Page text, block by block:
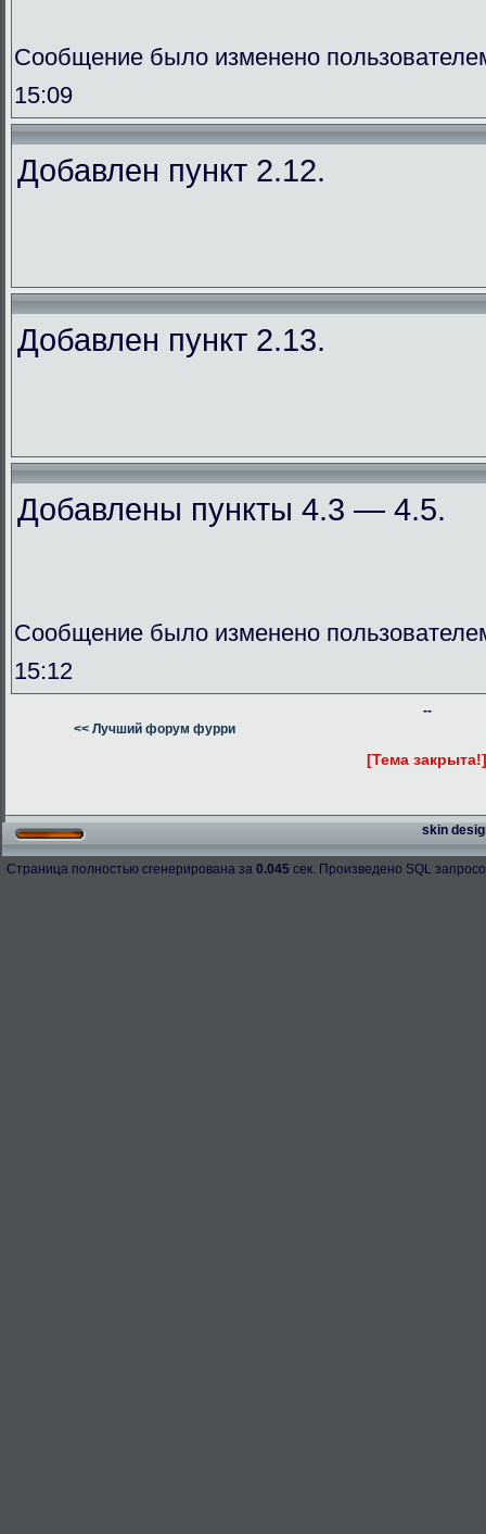
Сообщение было изменено
15:09
Добавлен пункт 2.12.
Добавлен пункт 2.13.
Добавлены пункты 4.3 — 4.5.
Сообщение было изменено
15:12
--
<< Лучший форум фурри
[Тема
skin
Страница полностью сгенерирована за 0.045 сек. Произведено SQL